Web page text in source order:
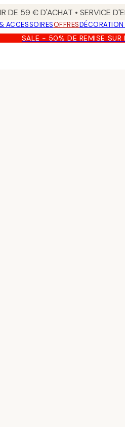
DE 59 € D'ACHAT • SERVICE
ACCESSOIRESOFFRES
SALE - 50% DE REMISE SUR